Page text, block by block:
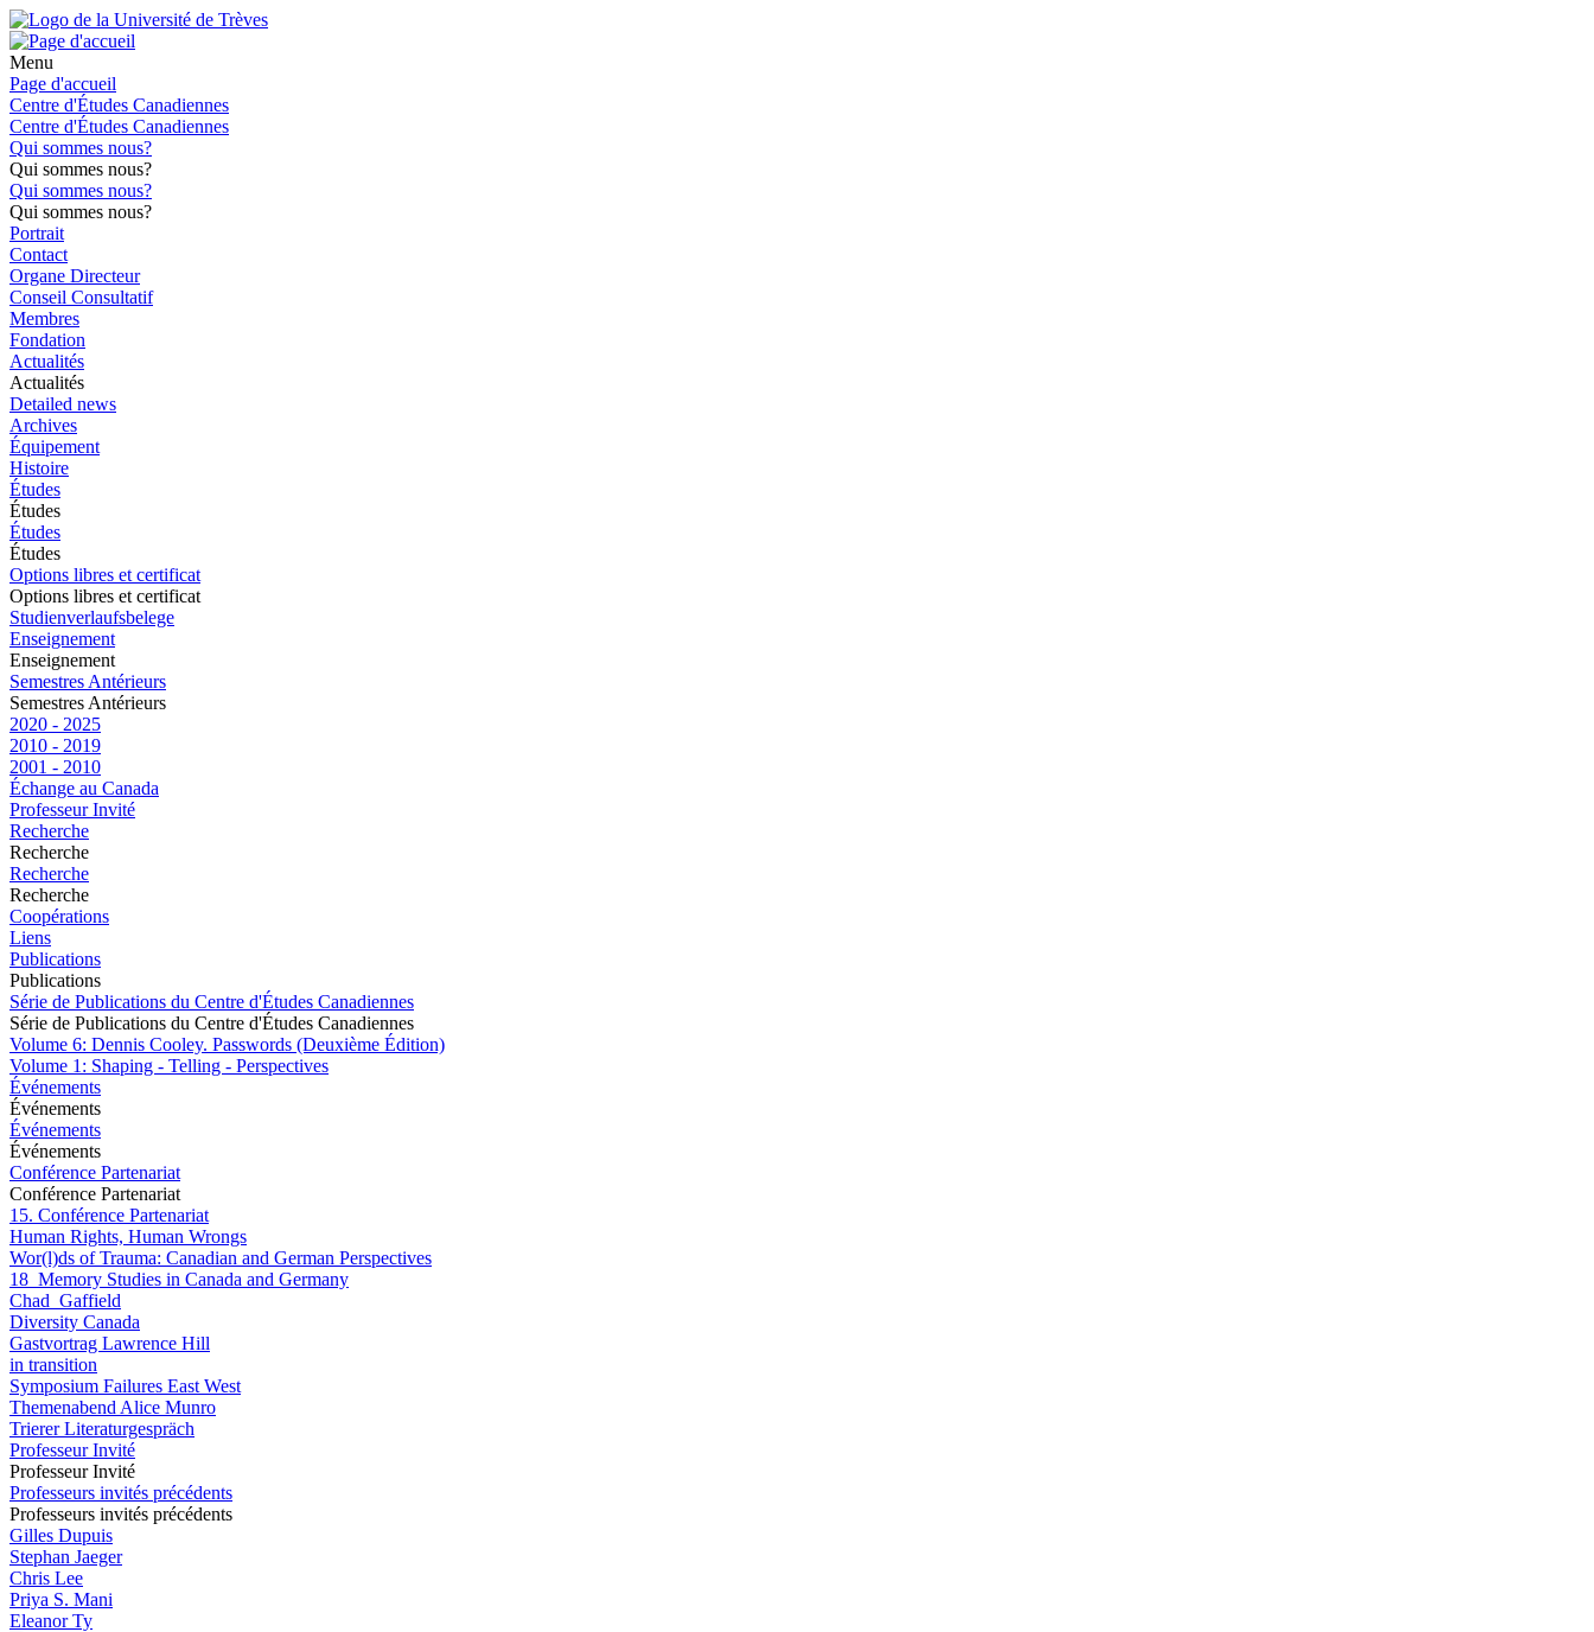
Menu
Page d'accueil
Centre d'Études Canadiennes
Centre d'Études Canadiennes
Qui sommes nous?
Qui sommes nous?
Qui sommes nous?
Qui sommes nous?
Portrait
Contact
Organe Directeur
Conseil Consultatif
Membres
Fondation
Actualités
Actualités
Detailed news
Archives
Équipement
Histoire
Études
Études
Études
Études
Options libres et certificat
Options libres et certificat
Studienverlaufsbelege
Enseignement
Enseignement
Semestres Antérieurs
Semestres Antérieurs
2020 - 2025
2010 - 2019
2001 - 2010
Échange au Canada
Professeur Invité
Recherche
Recherche
Recherche
Recherche
Coopérations
Liens
Publications
Publications
Série de Publications du Centre d'Études Canadiennes
Série de Publications du Centre d'Études Canadiennes
Volume 6: Dennis Cooley. Passwords (Deuxième Édition)
Volume 1: Shaping - Telling - Perspectives
Événements
Événements
Événements
Événements
Conférence Partenariat
Conférence Partenariat
15. Conférence Partenariat
Human Rights, Human Wrongs
Wor(l)ds of Trauma: Canadian and German Perspectives
18_Memory Studies in Canada and Germany
Chad_Gaffield
Diversity Canada
Gastvortrag Lawrence Hill
in transition
Symposium Failures East West
Themenabend Alice Munro
Trierer Literaturgespräch
Professeur Invité
Professeur Invité
Professeurs invités précédents
Professeurs invités précédents
Gilles Dupuis
Stephan Jaeger
Chris Lee
Priya S. Mani
Eleanor Ty